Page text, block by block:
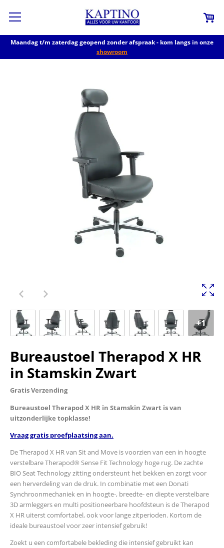
Maandag t/m zaterdag geopend zonder afspraak - kom langs in onze
showroom
+1
Bureaustoel Therapod X HR
in Stamskin Zwart
Gratis Verzending
Bureaustoel Therapod X HR in Stamskin Zwart is van
uitzonderlijke topklasse!
Vraag gratis proefplaatsing aan.
De Therapod X HR van Sit and Move is voorzien van een in hoogte
verstelbare Therapod® Sense Fit Technology hoge rug. De zachte
BIO Seat Technology zitting ondersteunt het bekken en zorgt voor
een herverdeling van de druk. In combinatie met een Donati
Synchroonmechaniek en in hoogte-, breedte- en diepte verstelbare
3D armleggers en multi positioneerbare hoofdsteun is de Therapod
X HR uiterst comfortabel, ook voor lange zitperioden. Kortom de
ideale bureaustoel voor zeer intensief gebruik!
Zoekt u een comfortabele bekleding die intensief gebruikt kan